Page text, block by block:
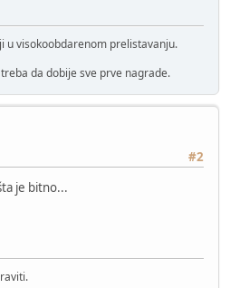
u visokoobdarenom prelistavanju.
da dobije sve prve nagrade.
#2
je bitno...